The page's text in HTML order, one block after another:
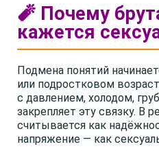
🧨 Почему
кажется
Подмена понятий
или подростковом
с давлением, холодом,
закрепляет эту связку. В
считывается как
напряжение — как